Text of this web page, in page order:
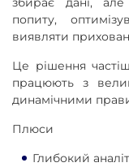
попиту,
виявляти
Це рішення
працюють з
динамічними
Плюси
Глибокий